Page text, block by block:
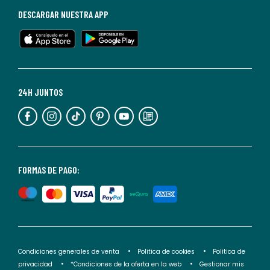
en
cualquier
Para
información,
puedes
nuestra
de
privacidad</2>.
FORMAS DE PAGO:
24H JUNTOS
DESCARGAR NUESTRA APP
Condiciones generales de venta Politica de cookies
Politica de
privacidad
*Condiciones de la oferta en la web Gestionar mis